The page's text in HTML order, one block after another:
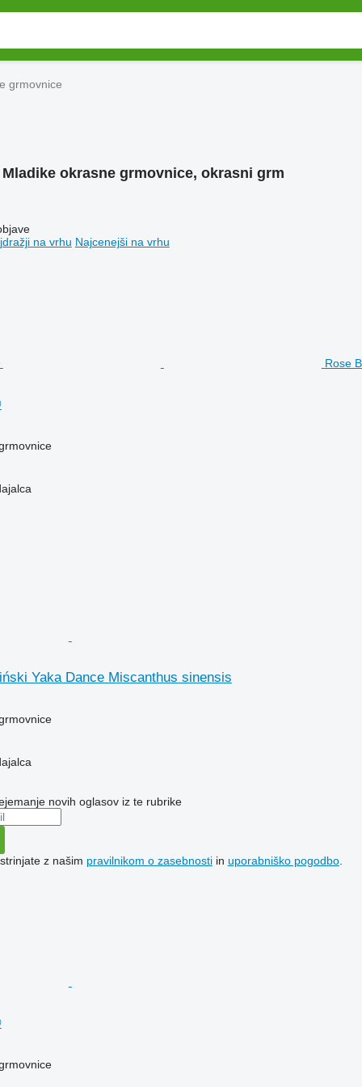
grmovnice
Mladike okrasne grmovnice, okrasni grm
na vrhu Najcenejši na vrhu
Rose
Yaka Dance Miscanthus sinensis
novih oglasov iz te rubrike
z našim pravilnikom o zasebnostiin uporabniško pogodbo.